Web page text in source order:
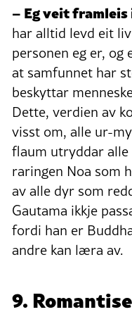
– Eg veit framleis
har alltid levd eit
personen eg er, og
at samfunnet har
beskyttar
Dette, verdien av
visst om, alle ur-
flaum utryddar alle
raringen Noa som
av alle dyr som
Gautama ikkje
fordi han er
andre kan læra av.
9.